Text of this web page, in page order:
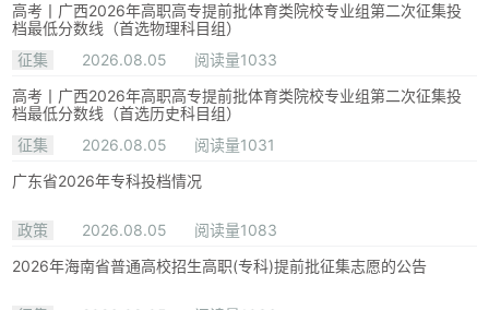
高考丨广西2026年高职高专提前批体育类院校专业组第二次征集投
档最低分数线（首选物理科目组）
征集
2026.08.05
阅读量1033
高考丨广西2026年高职高专提前批体育类院校专业组第二次征集投
档最低分数线（首选历史科目组）
征集
2026.08.05
阅读量1031
广东省2026年专科投档情况
政策 2026.08.05
阅读量1083
2026年海南省普通高校招生高职(专科)提前批征集志愿的公告